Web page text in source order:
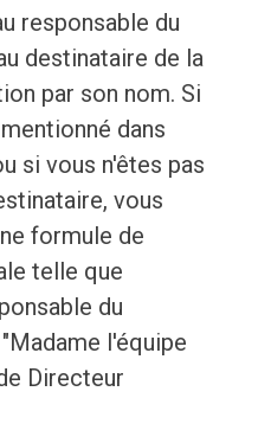
responsable du
destinataire de la
par son nom. Si
dans
si vous n'êtes pas
vous
formule de
telle que
du
l'équipe
Directeur